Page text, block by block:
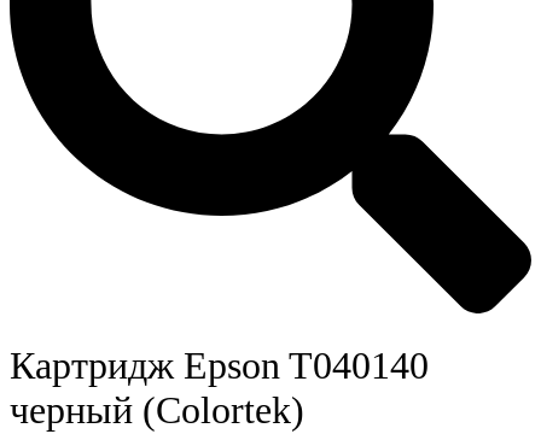
Картридж Epson T040140
черный (Colortek)